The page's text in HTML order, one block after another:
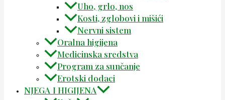
Uho, grlo, nos
Kosti, zglobovi i mišići
Nervni sistem
Oralna higijena
Medicinska sredstva
Program za sunčanje
Erotski dodaci
NJEGA I HIGIJENA